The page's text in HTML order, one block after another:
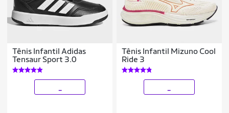
Tênis Infantil Adidas
Tensaur Sport 3.0
Tênis Infantil Mizuno Cool
Ride 3